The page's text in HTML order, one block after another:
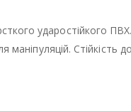
ударостійкого
Стійкість